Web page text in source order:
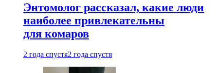
Энтомолог рассказал, какие люди
наиболее привлекательны
для комаров
2 года спустя2 года спустя